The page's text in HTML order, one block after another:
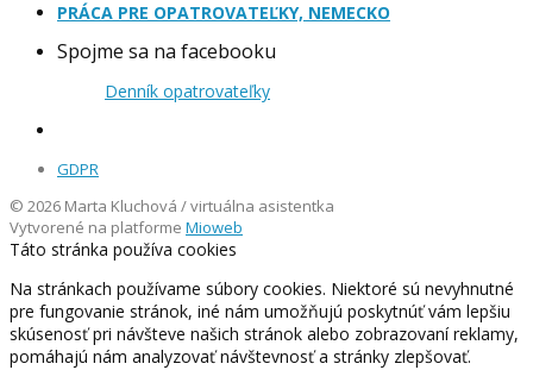
PRÁCA PRE OPATROVATEĽKY, NEMECKO
Spojme sa na facebooku
Denník opatrovateľky
GDPR
© 2026 Marta Kluchová / virtuálna asistentka
Vytvorené na platforme Mioweb
Táto stránka používa cookies
Na stránkach používame súbory cookies. Niektoré sú nevyhnutné
pre fungovanie stránok, iné nám umožňujú poskytnúť vám lepšiu
skúsenosť pri návšteve našich stránok alebo zobrazovaní reklamy,
pomáhajú nám analyzovať návštevnosť a stránky zlepšovať.